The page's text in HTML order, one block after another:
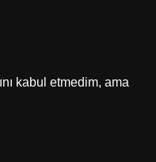
kabul etmedim, ama